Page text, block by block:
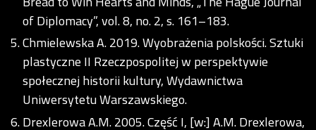
of Diplomacy”, vol. 8, no. 2, s. 161–183.
Chmielewska A. 2019. Wyobrażenia polskości. Sztuki
plastyczne II Rzeczpospolitej w perspektywie
społecznej historii kultury, Wydawnictwa
Uniwersytetu Warszawskiego.
Drexlerowa A.M. 2005. Część I, [w:] A.M. Drexlerowa,